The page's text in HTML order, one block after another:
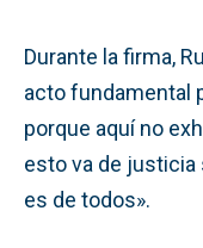
Durante la firma,
acto fundamental
porque aquí no
esto va de justicia
es de todos».